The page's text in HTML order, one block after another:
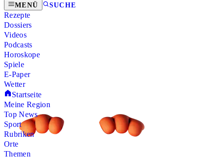
MENÜ SUCHE
Rezepte
Dossiers
Videos
Podcasts
Horoskope
Spiele
E-Paper
Wetter
Startseite
Meine Region
Top News
Sport
Rubriken
Orte
Themen